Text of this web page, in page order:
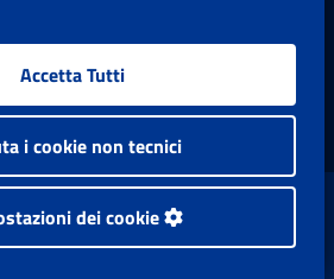
una nuova finestra
Apre una nuova finestra
Apre una nuova
Youtube: Apre una
Instagram:
© 1997-2026
Nazionale Previdenza Sociale.
Accetta Tutti
i cookie non tecnici
dei cookie